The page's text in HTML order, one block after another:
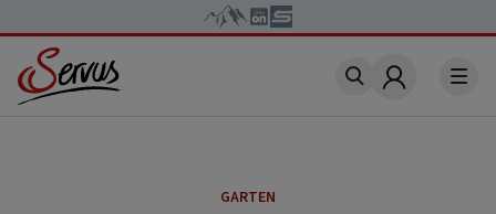
Account
GARTEN